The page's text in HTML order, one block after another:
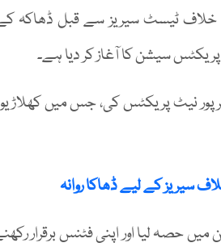
ٹیسٹ سیریز سے قبل ڈھاکہ
سیشن کا آغاز کر دیا ہے۔
نیٹ پریکٹس کی، جس میں
سیریز کے لیے ڈھاکا روانہ
حصہ لیا اور اپنی فٹنس برقرار